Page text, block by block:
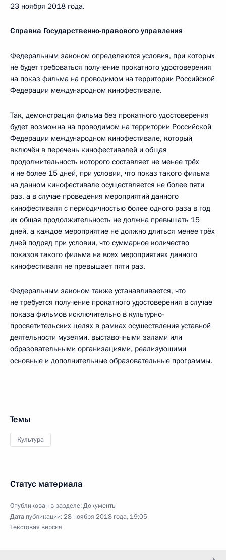
23 ноября 2018 года.
Справка Государственно-правового управления
Федеральным законом определяются условия, при которых
не будет требоваться получение прокатного удостоверения
на показ фильма на проводимом на территории Российской
Федерации международном кинофестивале.
Так, демонстрация фильма без прокатного удостоверения
будет возможна на проводимом на территории Российской
Федерации международном кинофестивале, который
включён в перечень кинофестивалей и общая
продолжительность которого составляет не менее трёх
и не более 15 дней, при условии, что показ такого фильма
на данном кинофестивале осуществляется не более пяти
раз, а в случае проведения мероприятий данного
кинофестиваля с периодичностью более одного раза в год
их общая продолжительность не должна превышать 15
дней, а каждое мероприятие не должно длиться менее трёх
дней подряд при условии, что суммарное количество
показов такого фильма на всех мероприятиях данного
кинофестиваля не превышает пяти раз.
Федеральным законом также устанавливается, что
не требуется получение прокатного удостоверения в случае
показа фильмов исключительно в культурно-
просветительских целях в рамках осуществления уставной
деятельности музеями, выставочными залами или
образовательными организациями, реализующими
основные и дополнительные образовательные программы.
Темы
Культура
Статус материала
Опубликован в разделе:Документы
Дата публикации:28 ноября 2018 года, 19:05
Текстовая версия